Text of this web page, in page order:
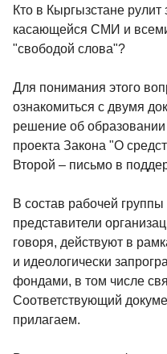
Кто в Кыргызстане рулит
касающейся СМИ и
"свободой слова"?
Для понимания этого
ознакомиться с двумя
решение об
проекта Закона "О
Второй – письмо в
В состав рабочей
представители
говоря, действуют в
и идеологически
фондами, в том числе
Соответствующий
прилагаем.